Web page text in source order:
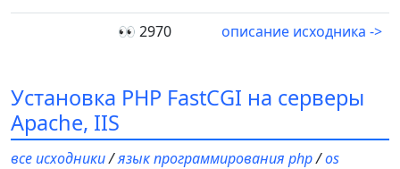
👀 2970 описание исходника ->
Установка PHP FastCGI на серверы
Apache, IIS
все исходники/язык программирования php/os